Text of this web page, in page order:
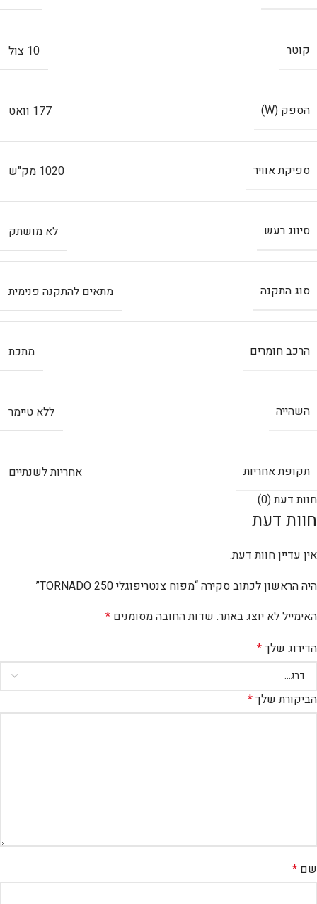
קוטר 10 צול
הספק (W) 177 וואט
ספיקת אוויר 1020 מק"ש
סיווג רעש לא מושתק
סוג התקנה מתאים להתקנה פנימית
הרכב חומרים מתכת
השהייה ללא טיימר
תקופת אחריות
אחריות לשנתיים
חוות דעת (0)
חוות דעת
אין עדיין חוות דעת.
היה הראשון לכתוב סקירה “מפוח צנטריפוגלי TORNADO 250”
האימייל לא יוצג באתר. שדות החובה מסומנים *
הדירוג שלך*
הביקורת שלך*
שם *